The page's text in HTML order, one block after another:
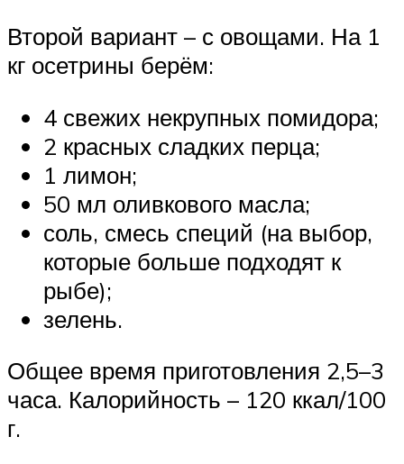
Второй вариант – с овощами. На 1
кг осетрины берём:
4 свежих некрупных помидора;
2 красных сладких перца;
1 лимон;
50 мл оливкового масла;
соль, смесь специй (на выбор,
которые больше подходят к
рыбе);
зелень.
Общее время приготовления 2,5–3
часа. Калорийность – 120 ккал/100
г.